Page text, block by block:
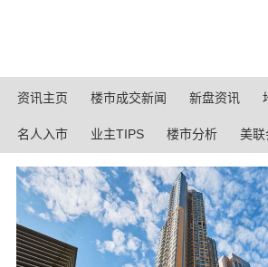
资讯主页 楼市成交新闻 新盘资讯
名人入市 业主TIPS 楼市分析 美联